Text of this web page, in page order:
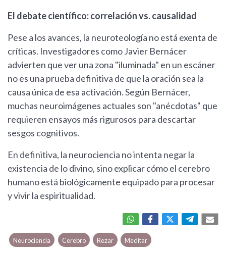
El debate científico: correlación vs. causalidad
Pese a los avances, la neuroteología no está exenta de
críticas. Investigadores como Javier Bernácer
advierten que ver una zona "iluminada" en un escáner
no es una prueba definitiva de que la oración sea la
causa única de esa activación. Según Bernácer,
muchas neuroimágenes actuales son "anécdotas" que
requieren ensayos más rigurosos para descartar
sesgos cognitivos.
En definitiva, la neurociencia no intenta negar la
existencia de lo divino, sino explicar cómo el cerebro
humano está biológicamente equipado para procesar
y vivir la espiritualidad.
Neurociencia Cerebro Rezar Meditar